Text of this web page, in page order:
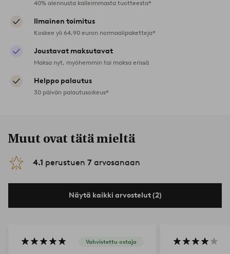
40% alennusta kalleimmasta tuotteesta*
Ilmainen toimitus
Koskee yli 64,90 euron normaalipaketteja*
Joustavat maksutavat
Maksa nyt, myöhemmin tai maksa erissä
Helppo palautus
30 päivän palautusoikeus*
Muut ovat tätä mieltä
4.1 perustuen 7 arvosanaan
Näytä kaikki arvostelut (2)
Vahvistettu ostaja